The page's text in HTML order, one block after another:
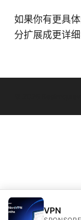
如果你有更具
分扩展成更详
VPN